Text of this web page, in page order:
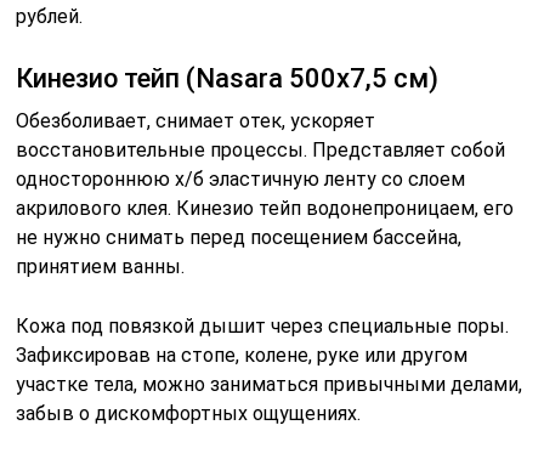
рублей.
Кинезио тейп (Nasara 500х7,5 см)
Обезболивает, снимает отек, ускоряет
восстановительные процессы. Представляет собой
одностороннюю х/б эластичную ленту со слоем
акрилового клея. Кинезио тейп водонепроницаем, его
не нужно снимать перед посещением бассейна,
принятием ванны.
Кожа под повязкой дышит через специальные поры.
Зафиксировав на стопе, колене, руке или другом
участке тела, можно заниматься привычными делами,
забыв о дискомфортных ощущениях.